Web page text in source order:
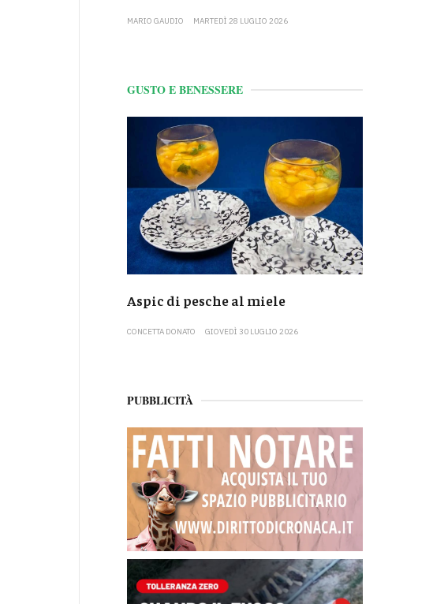
MARIO GAUDIO MARTEDÌ 28 LUGLIO 2026
GUSTO E BENESSERE
Aspic di pesche al miele
CONCETTA DONATO GIOVEDÌ 30 LUGLIO 2026
PUBBLICITÀ